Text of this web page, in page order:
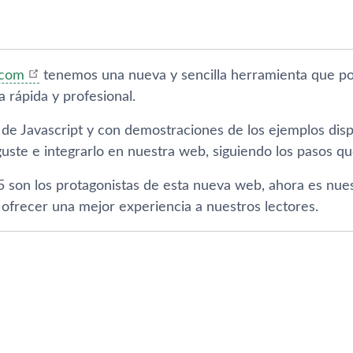
tenemos una nueva y sencilla herramienta que
rápida y profesional.
Javascript y con demostraciones de los ejemplos
e integrarlo en nuestra web, siguiendo los pasos
son los protagonistas de esta nueva web, ahora es
una mejor experiencia a nuestros lectores.